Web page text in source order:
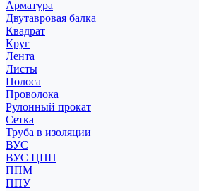
Арматура
Двутавровая балка
Квадрат
Круг
Лента
Листы
Полоса
Проволока
Рулонный прокат
Сетка
Труба в изоляции
ВУС
ВУС ЦПП
ППМ
ППУ